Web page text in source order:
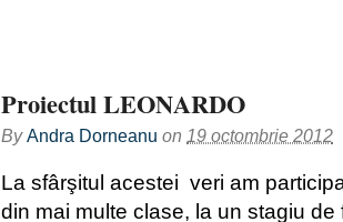
Proiectul LEONARDO
ByAndra Dorneanu on 19 octombrie 2012
La sfârşitul acestei veri am
din mai multe clase, la un stagiu